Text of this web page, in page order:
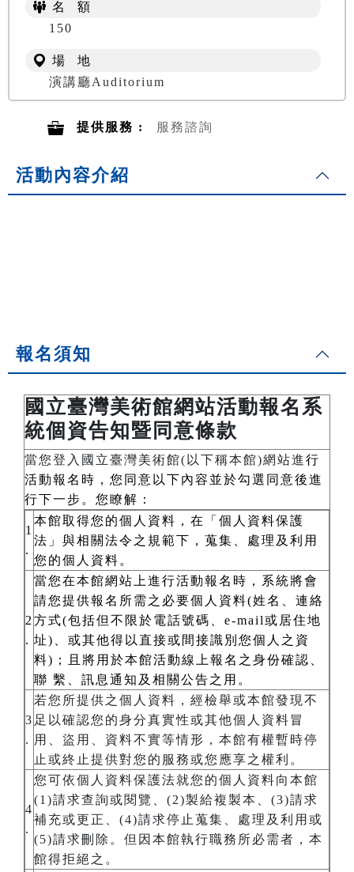
名 額
150
場 地
演講廳Auditorium
提供服務 : 服務諮詢
活動內容介紹
報名須知
國立臺灣美術館網站活動報名系
統個資告知暨同意條款
當您登入國立臺灣美術館(以下稱本館)網站進行
活動報名時，您同意以下內容並於勾選同意後進
行下一步。您瞭解：
1
.
本館取得您的個人資料，在「個人資料保護
法」與相關法令之規範下，蒐集、處理及利用
您的個人資料。
2
.
當您在本館網站上進行活動報名時，系統將會
請您提供報名所需之必要個人資料(姓名、連絡
方式(包括但不限於電話號碼、e-mail或居住地
址)、或其他得以直接或間接識別您個人之資
料)；且將用於本館活動線上報名之身份確認、
聯 繫、訊息通知及相關公告之用。
3
.
若您所提供之個人資料，經檢舉或本館發現不
足以確認您的身分真實性或其他個人資料冒
用、盜用、資料不實等情形，本館有權暫時停
止或終止提供對您的服務或您應享之權利。
4
.
您可依個人資料保護法就您的個人資料向本館
(1)請求查詢或閱覽、(2)製給複製本、(3)請求
補充或更正、(4)請求停止蒐集、處理及利用或
(5)請求刪除。但因本館執行職務所必需者，本
館得拒絕之。